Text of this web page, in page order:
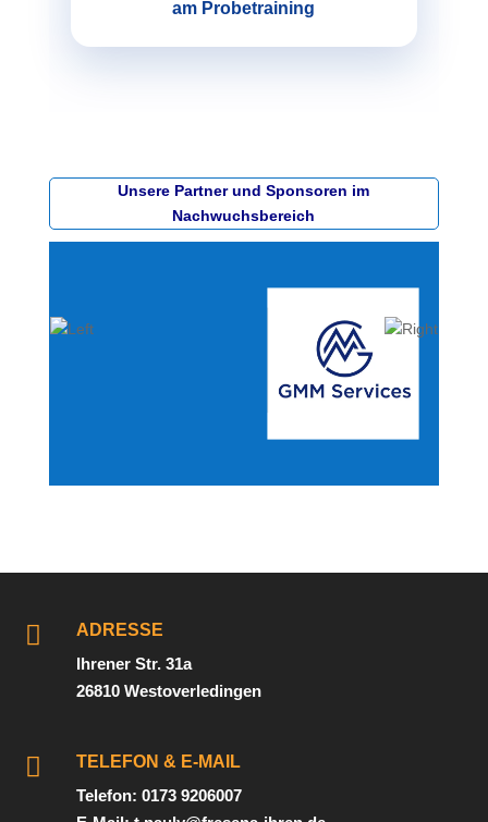
am Probetraining
Unsere Partner und Sponsoren im
Nachwuchsbereich

ADRESSE
Ihrener Str. 31a
26810 Westoverledingen

TELEFON & E-MAIL
Telefon: 0173 9206007